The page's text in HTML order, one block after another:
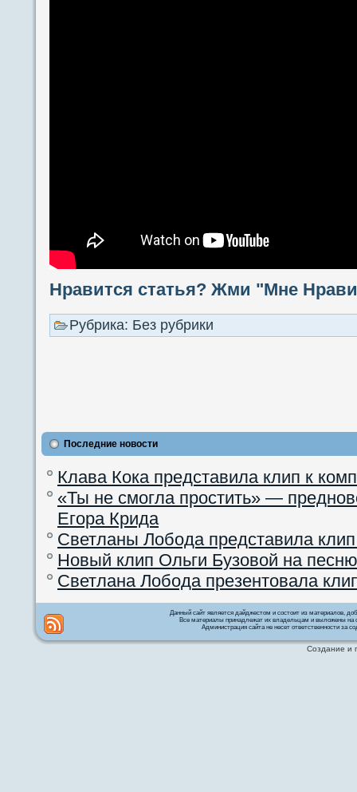
Нравится статья? Жми "Мне
Рубрика: Без рубрики
Последние новости
Клава Кока представила клип к
«Ты не смогла простить» —
Егора Крида
Светланы Лобода представила
Новый клип Ольги Бузовой на
Светлана Лобода презентовала
Данный сайт является дайджестом и состоит из материалов,
Все материалы принадлежат их владельцам и выложены на
Администрация сайта не несет ответственности за
Создание и